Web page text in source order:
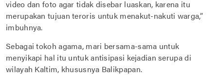
video dan foto agar tidak disebar luaskan, karena itu
merupakan tujuan teroris untuk menakut-nakuti warga,”
imbuhnya.
Sebagai tokoh agama, mari bersama-sama untuk
menyikapi hal itu untuk antisipasi kejadian serupa di
wilayah Kaltim, khususnya Balikpapan.